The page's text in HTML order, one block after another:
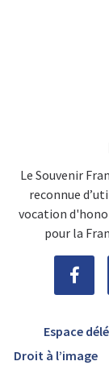
Le Souvenir
reconnue
vocation
pour la
Espace
Droit à l’image